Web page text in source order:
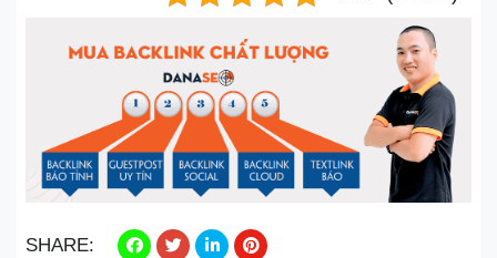
SHARE: